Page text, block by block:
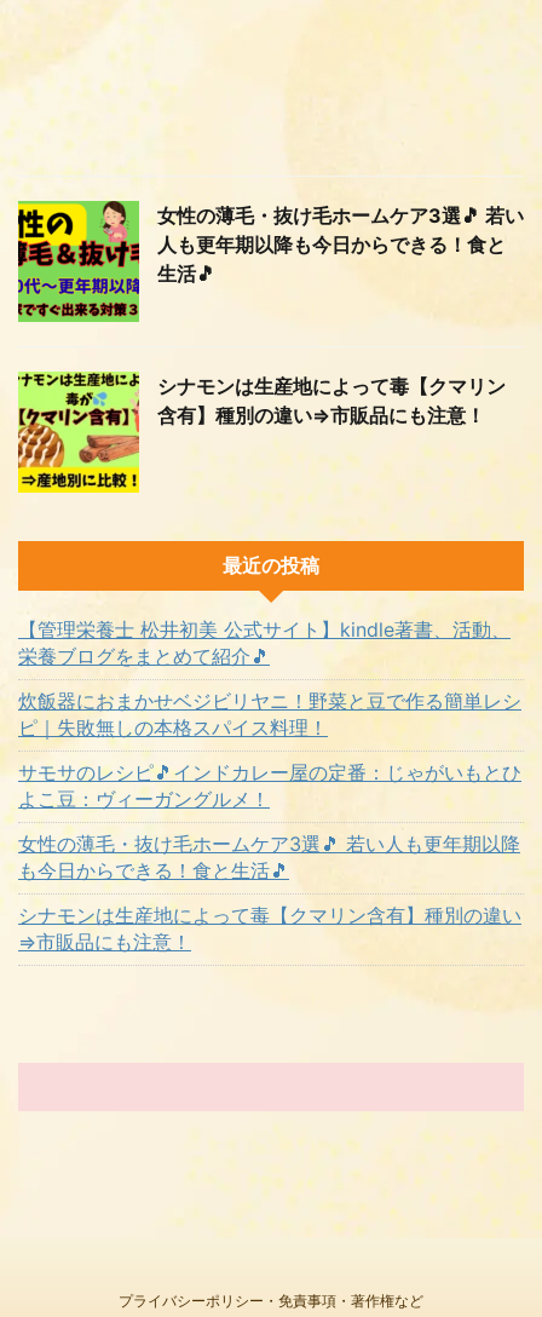
女性の薄毛・抜け毛ホームケア3選🎵 若い
人も更年期以降も今日からできる！食と
生活🎵
シナモンは生産地によって毒【クマリン
含有】種別の違い⇒市販品にも注意！
最近の投稿
【管理栄養士 松井初美 公式サイト】kindle著書、活動、
栄養ブログをまとめて紹介🎵
炊飯器におまかせベジビリヤニ！野菜と豆で作る簡単レシ
ピ｜失敗無しの本格スパイス料理！
サモサのレシピ🎵インドカレー屋の定番：じゃがいもとひ
よこ豆：ヴィーガングルメ！
女性の薄毛・抜け毛ホームケア3選🎵 若い人も更年期以降
も今日からできる！食と生活🎵
シナモンは生産地によって毒【クマリン含有】種別の違い
⇒市販品にも注意！
プライバシーポリシー・免責事項・著作権など